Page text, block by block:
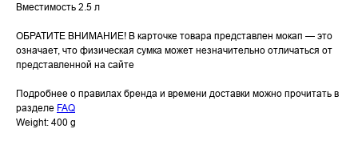
Вместимость 2.5 л
ОБРАТИТЕ ВНИМАНИЕ! В карточке товара представлен мокап — это
означает, что физическая сумка может незначительно отличаться от
представленной на сайте
Подробнее о правилах бренда и времени доставки можно прочитать в
разделе FAQ
Weight: 400 g